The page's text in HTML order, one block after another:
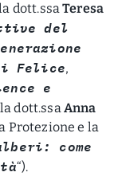
dott.ssaTeresa
del
Felice,
e
dott.ssaAnna
Protezione e la
come
“).